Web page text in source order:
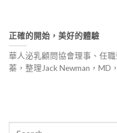
正確的開始，美好的體驗
華人泌乳顧問協會理事、任
蓁，整理Jack Newman，MD